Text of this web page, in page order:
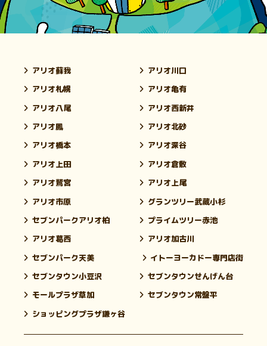
アリオ蘇我
アリオ川口
アリオ札幌
アリオ亀有
アリオ八尾
アリオ西新井
アリオ鳳
アリオ北砂
アリオ橋本
アリオ深谷
アリオ上田
アリオ倉敷
アリオ鷲宮
アリオ上尾
アリオ市原
グランツリー武蔵小杉
セブンパークアリオ柏
プライムツリー赤池
アリオ葛西
アリオ加古川
セブンパーク天美
イトーヨーカドー専門店街
セブンタウン小豆沢
セブンタウンせんげん台
モールプラザ草加
セブンタウン常盤平
ショッピングプラザ鎌ヶ谷